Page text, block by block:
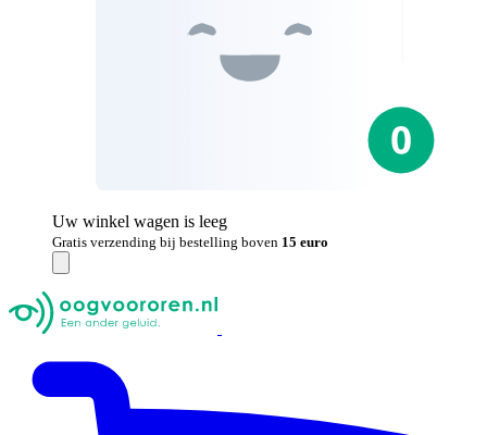
Uw winkel wagen is leeg
Gratis verzending bij bestelling boven 15 euro